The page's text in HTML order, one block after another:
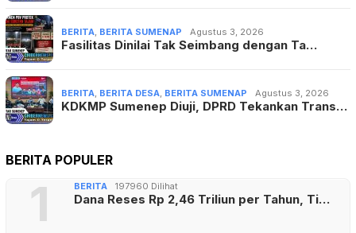
BERITA BERITA SUMENAP Agustus 3, 2026
Fasilitas Dinilai Tak Seimbang dengan Ta…
BERITA BERITA DESA BERITA SUMENAP Agustus 3, 2026
KDKMP Sumenep Diuji, DPRD Tekankan Trans…
BERITA POPULER
1 BERITA 197960 Dilihat
Dana Reses Rp 2,46 Triliun per Tahun, Ti…